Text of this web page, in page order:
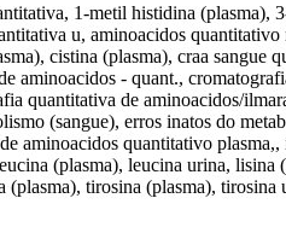
1-metil histidina (plasma),
u, aminoacidos
cistina (plasma), craa sangue
aminoacidos - quant.,
quantitativa de aminoacidos/
(sangue), erros inatos do
aminoacidos quantitativo
(plasma), leucina urina, lisina
tirosina (plasma),